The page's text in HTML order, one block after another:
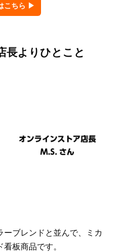
こちら ▶
長よりひとこと
ーブレンドと並んで、ミカ
板商品です。